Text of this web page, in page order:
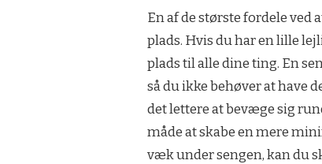
En af de største fordele ved
plads. Hvis du har en lille
plads til alle dine ting. En
så du ikke behøver at have
det lettere at bevæge sig
måde at skabe en mere
væk under sengen, kan du